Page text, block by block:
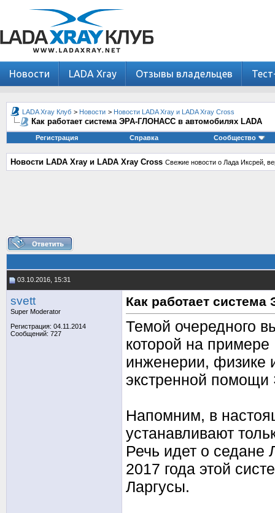
Новости LADA Xray Отзывы владельцев
LADA Xray Клуб > Новости > Новости LADA Xray и LADA Xray Cross
Как работает система ЭРА-ГЛОНАСС в автомобилях LADA
Регистрация Справка Сообщество
Новости LADA Xray и LADA Xray Cross Свежие новости о Лада Иксрей,
03.10.2016, 15:31
svett
Super Moderator
Регистрация: 04.11.2014
Сообщений: 727
Как работает
Темой очередного
которой на
инженерии, физике
экстренной
Напомним, в
устанавливают
Речь идет о
2017 года этой
Ларгусы.